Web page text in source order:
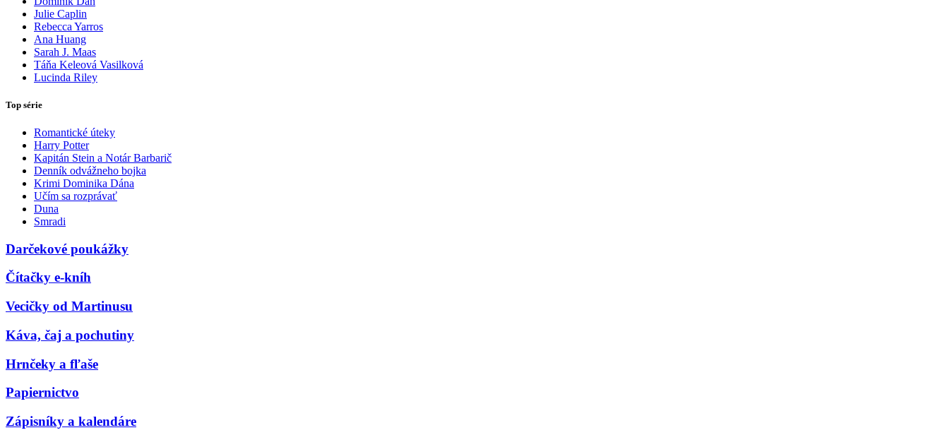
Julie Caplin
Rebecca Yarros
Ana Huang
Sarah J. Maas
Táňa Keleová Vasilková
Lucinda Riley
Top série
Romantické úteky
Harry Potter
Kapitán Stein a Notár Barbarič
Denník odvážneho bojka
Krimi Dominika Dána
Učím sa rozprávať
Duna
Smradi
Darčekové poukážky
Čítačky e-kníh
Vecičky od Martinusu
Káva, čaj a pochutiny
Hrnčeky a fľaše
Papiernictvo
Zápisníky a kalendáre